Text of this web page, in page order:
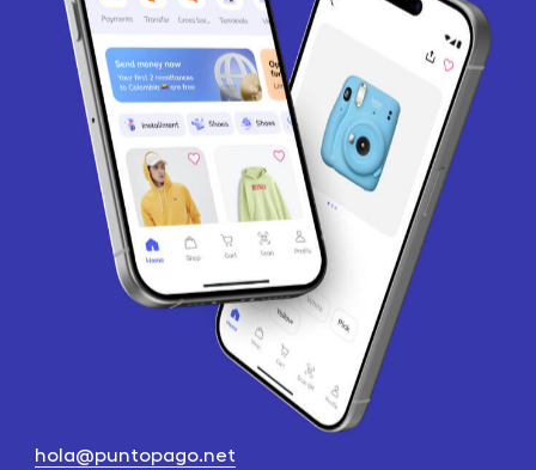
hola@puntopago.net